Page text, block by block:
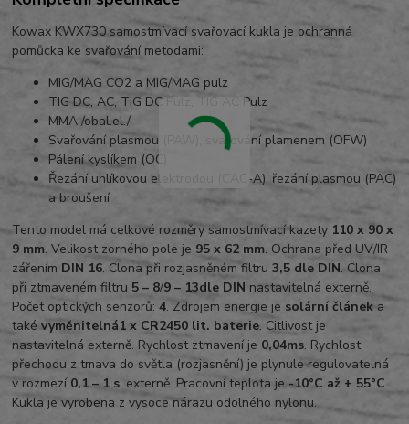
Kowax KWX730 samostmívací svařovací kukla je ochranná
pomůcka ke svařování metodami:
MIG/MAG CO2 a MIG/MAG pulz
TIG DC, AC, TIG DC Pulz, TIG AC Pulz
MMA /obal.el./
Svařování plasmou (PAW), svařování plamenem (OFW)
Pálení kyslíkem (OC)
Řezání uhlíkovou elektrodou (CAC-A), řezání plasmou (PAC)
a broušení
Tento model má celkové rozměry samostmívací kazety 110 x 90 x
9 mm. Velikost zorného pole je 95 x 62 mm. Ochrana před UV/IR
zářením DIN 16. Clona při rozjasněném filtru3,5 dle DIN. Clona
při ztmaveném filtru 5 – 8/9 – 13dle DIN nastavitelná externě.
Počet optických senzorů: 4. Zdrojem energie je solární článek a
takévyměnitelná1 x CR2450 lit. baterie. Citlivost je
nastavitelná externě. Rychlost ztmavení je 0,04ms. Rychlost
přechodu z tmava do světla (rozjasnění) je plynule regulovatelná
v rozmezí 0,1 – 1 s, externě. Pracovní teplota je -10°C až + 55°C.
Kukla je vyrobena z vysoce nárazu odolného nylonu.